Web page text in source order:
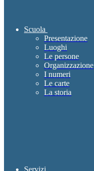
Scuola
Presentazione
Luoghi
Le persone
Organizzazione
I numeri
Le carte
La storia